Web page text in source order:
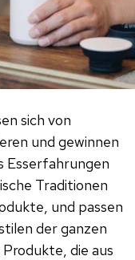
sich von
und gewinnen
Esserfahrungen
Traditionen
und passen
der ganzen
die aus